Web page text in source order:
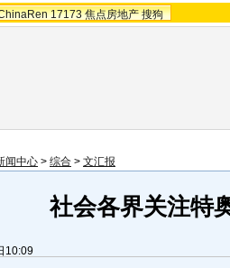
17173 焦点房地产 搜狗
闻中心 > 综合 > 文汇报
社会各界关注特
10:09